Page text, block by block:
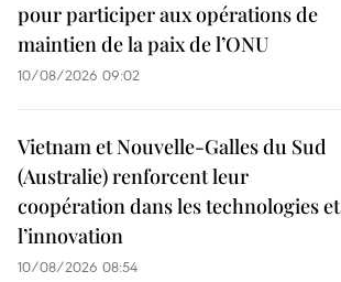
pour participer aux opérations de
maintien de la paix de l’ONU
10/08/2026 09:02
Vietnam et Nouvelle-Galles du Sud
(Australie) renforcent leur
coopération dans les technologies et
l’innovation
10/08/2026 08:54